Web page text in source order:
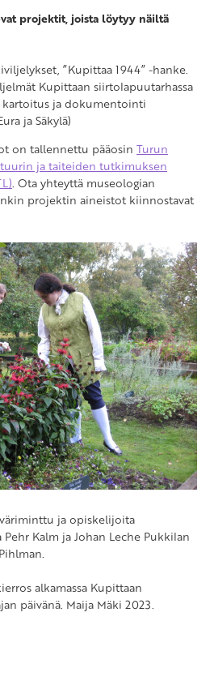
projektit, joista löytyy näiltä
”Kupittaa 1944” -hanke.
Kupittaan siirtolapuutarhassa
ja dokumentointi
ja Säkylä)
on tallennettu pääosin Turun
ja taiteiden tutkimuksen
. Ota yhteyttä museologian
projektin aineistot kiinnostavat
ja opiskelijoita
Kalm ja Johan Leche Pukkilan
alkamassa Kupittaan
päivänä. Maija Mäki 2023.